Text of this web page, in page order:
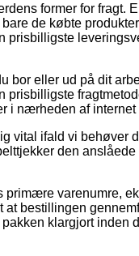
former for fragt.
de købte
prisbilligste
bor eller ud på dit
prisbilligste
i nærheden af
vital ifald vi behøver
den
primære varenumre,
bestillingen
klargjort inden